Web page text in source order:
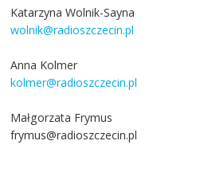
Katarzyna Wolnik-Sayna
wolnik@radioszczecin.pl
Anna Kolmer
kolmer@radioszczecin.pl
Małgorzata Frymus
frymus@radioszczecin.pl